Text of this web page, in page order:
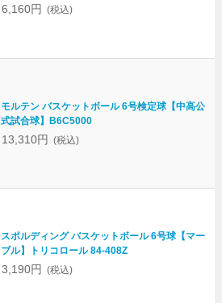
6,160円 (税込)
モルテン バスケットボール 6号検定球【中高公
式試合球】B6C5000
13,310円 (税込)
スポルディング バスケットボール 6号球【マー
ブル】トリコロール 84-408Z
3,190円 (税込)